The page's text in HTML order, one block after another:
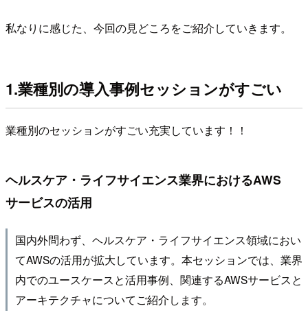
私なりに感じた、今回の見どころをご紹介していきます。
1.業種別の導入事例セッションがすごい
業種別のセッションがすごい充実しています！！
ヘルスケア・ライフサイエンス業界におけるAWS
サービスの活用
国内外問わず、ヘルスケア・ライフサイエンス領域におい
てAWSの活用が拡大しています。本セッションでは、業界
内でのユースケースと活用事例、関連するAWSサービスと
アーキテクチャについてご紹介します。